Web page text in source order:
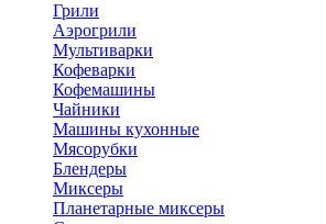
Грили
Аэрогрили
Мультиварки
Кофеварки
Кофемашины
Чайники
Машины кухонные
Мясорубки
Блендеры
Миксеры
Планетарные миксеры